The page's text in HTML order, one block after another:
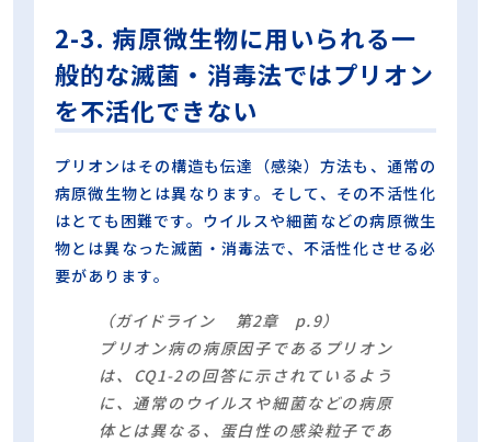
2-3. 病原微生物に用いられる一
般的な滅菌・消毒法ではプリオン
を不活化できない
プリオンはその構造も伝達（感染）方法も、通常の
病原微生物とは異なります。そして、その不活性化
はとても困難です。ウイルスや細菌などの病原微生
物とは異なった滅菌・消毒法で、不活性化させる必
要があります。
（ガイドライン 第2章 p.9）
プリオン病の病原因子であるプリオン
は、CQ1-2の回答に示されているよう
に、通常のウイルスや細菌などの病原
体とは異なる、蛋白性の感染粒子であ